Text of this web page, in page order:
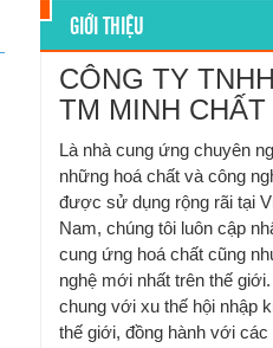
GIỚI THIỆU
CÔNG TY
TM MINH CHẤT
Là nhà cung ứng chuyên
những hoá chất và công
được sử dụng rộng rãi tại
Nam, chúng tôi luôn cập
cung ứng hoá chất cũng
nghệ mới nhất trên thế
chung với xu thế hội nhập
thế giới, đồng hành với các